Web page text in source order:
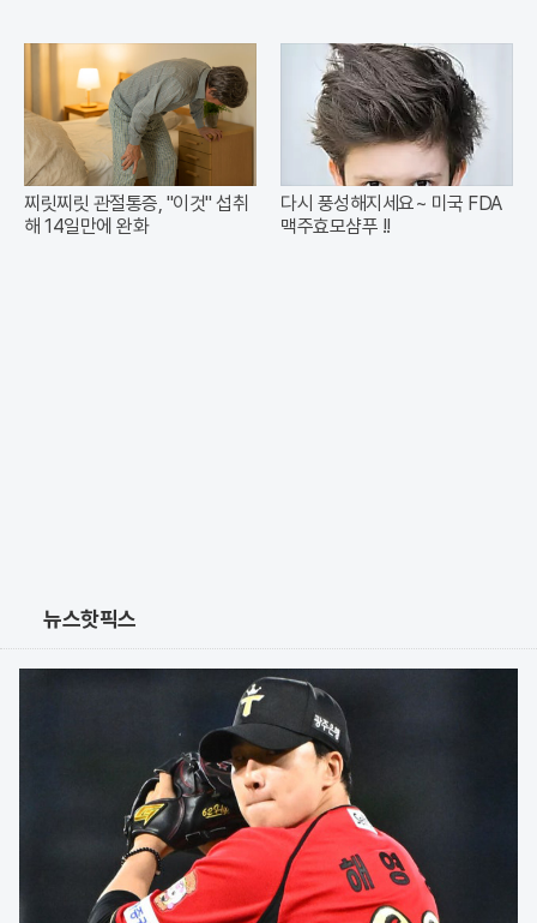
찌릿찌릿 관절통증, "이것" 섭취
해 14일만에 완화
다시 풍성해지세요~ 미국 FDA
맥주효모샴푸 !!
뉴스핫픽스